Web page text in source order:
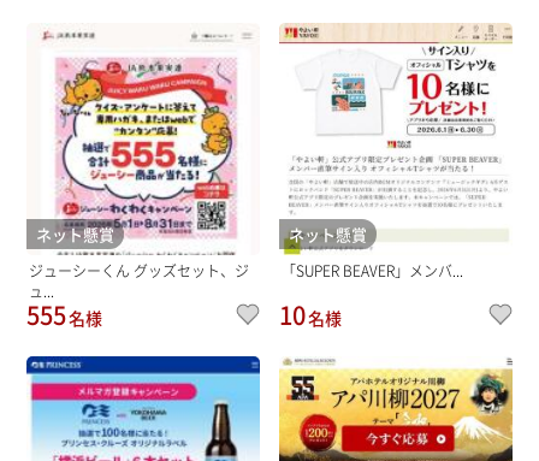
ネット懸賞
ジューシーくん グッズセット、ジ
ュ...
555名様
ネット懸賞
「SUPER BEAVER」メンバ...
10名様